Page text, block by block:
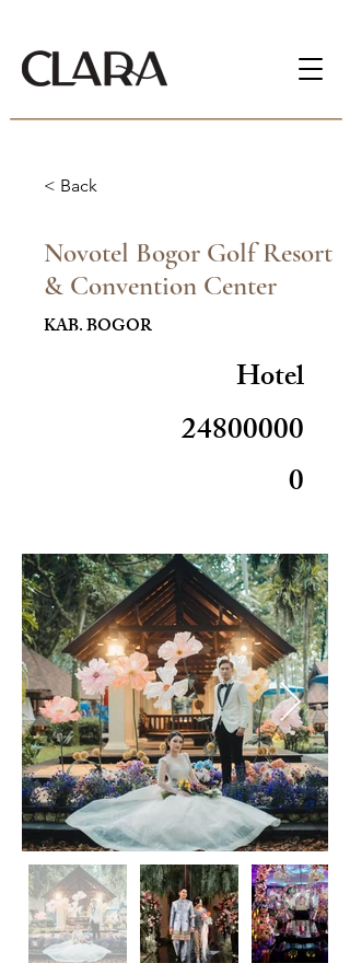
< Back
Novotel Bogor Golf Resort
& Convention Center
KAB. BOGOR
Hotel
24800000
0